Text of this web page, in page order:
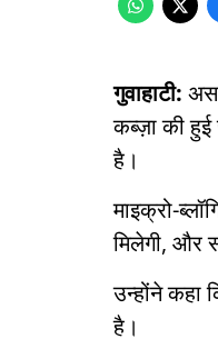
गुवाहाटी:
कब्ज़ा की
है।
माइक्रो-
मिलेगी, और
उन्होंने कहा
है।